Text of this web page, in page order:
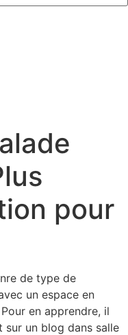
pour
de type de
un espace en
en apprendre, il
un blog dans salle